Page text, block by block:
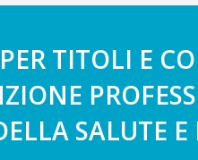
TITOLI E
SALUTE